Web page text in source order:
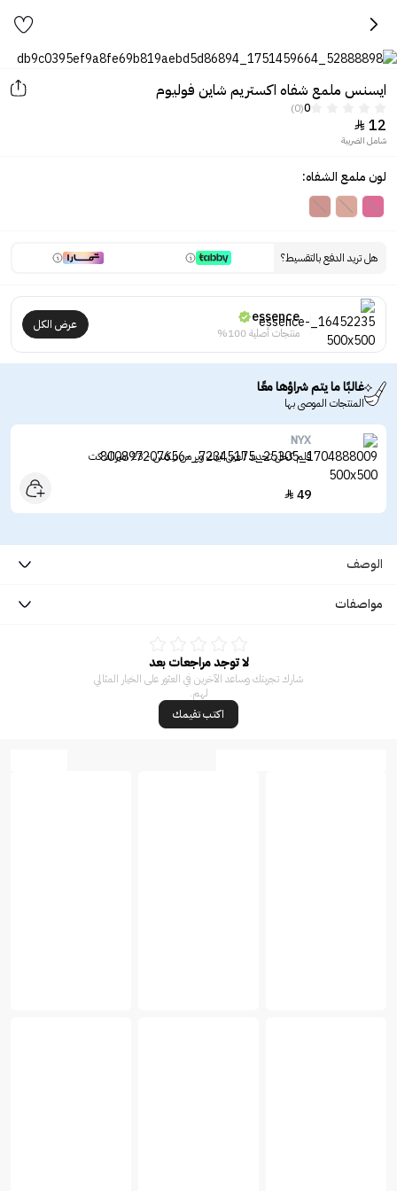
ايسنس ملمع شفاه اكستريم شاين فوليوم
0
(0)
12

شامل الضريبة
لون ملمع الشفاه:
هل تريد الدفع بالتقسيط؟
essence
منتجات أصلية 100%
عرض الكل
غالبًا ما يتم شراؤها معًا
المنتجات الموصى بها
NYX
قلم كحل تحديد العين ايبك وير من نيكس - 23 اميرالد كت
49

الوصف
مواصفات
لا توجد مراجعات بعد
شارك تجربتك وساعد الآخرين في العثور على الخيار المثالي
لهم.
اكتب تقيمك